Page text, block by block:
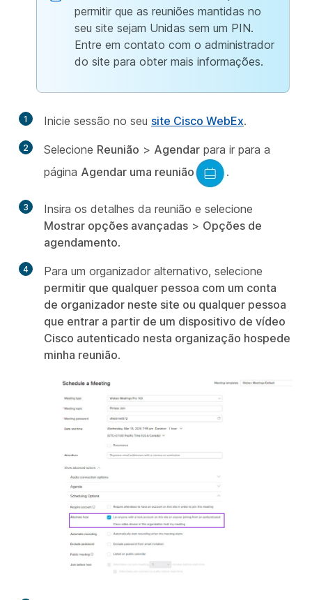
permitir que as reuniões mantidas no
seu site sejam Unidas sem um PIN.
Entre em contato com o administrador
do site para obter mais informações.
1 Inicie sessão no seu site Cisco WebEx.
2 Selecione Reunião > Agendar para ir para a
página Agendar uma reunião .
3
Insira os detalhes da reunião e selecione
Mostrar opções avançadas > Opções de
agendamento.
4
Para um organizador alternativo, selecione
permitir que qualquer pessoa com um conta
de organizador neste site ou qualquer pessoa
que entrar a partir de um dispositivo de vídeo
Cisco autenticado nesta organização hospede
minha reunião.